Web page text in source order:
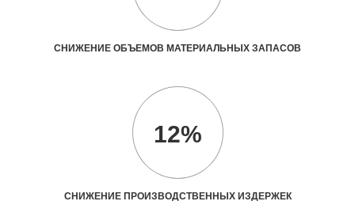
СНИЖЕНИЕ ОБЪЕМОВ МАТЕРИАЛЬНЫХ ЗАПАСОВ
12%
СНИЖЕНИЕ ПРОИЗВОДСТВЕННЫХ ИЗДЕРЖЕК